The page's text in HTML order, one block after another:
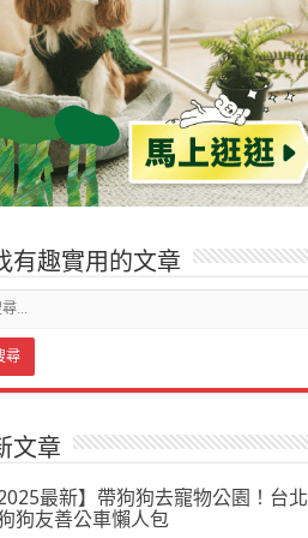
有趣實用的文章
文章
最新】帶狗狗去寵物公園！台北
狗友善公車懶人包